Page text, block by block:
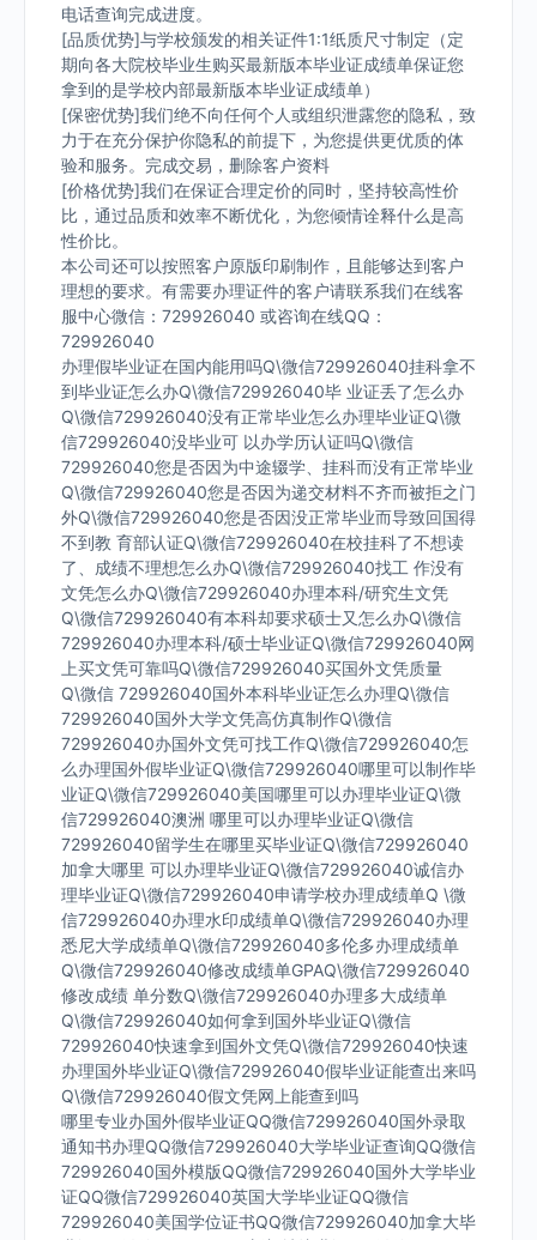
电话查询完成进度。
[品质优势]与学校颁发的相关证件1:1纸质尺寸制定（定
期向各大院校毕业生购买最新版本毕业证成绩单保证您
拿到的是学校内部最新版本毕业证成绩单）
[保密优势]我们绝不向任何个人或组织泄露您的隐私，致
力于在充分保护你隐私的前提下，为您提供更优质的体
验和服务。完成交易，删除客户资料
[价格优势]我们在保证合理定价的同时，坚持较高性价
比，通过品质和效率不断优化，为您倾情诠释什么是高
性价比。
本公司还可以按照客户原版印刷制作，且能够达到客户
理想的要求。有需要办理证件的客户请联系我们在线客
服中心微信：729926040 或咨询在线QQ：
729926040
办理假毕业证在国内能用吗Q\微信729926040挂科拿不
到毕业证怎么办Q\微信729926040毕 业证丢了怎么办
Q\微信729926040没有正常毕业怎么办理毕业证Q\微
信729926040没毕业可 以办学历认证吗Q\微信
729926040您是否因为中途辍学、挂科而没有正常毕业
Q\微信729926040您是否因为递交材料不齐而被拒之门
外Q\微信729926040您是否因没正常毕业而导致回国得
不到教 育部认证Q\微信729926040在校挂科了不想读
了、成绩不理想怎么办Q\微信729926040找工 作没有
文凭怎么办Q\微信729926040办理本科/研究生文凭
Q\微信729926040有本科却要求硕士又怎么办Q\微信
729926040办理本科/硕士毕业证Q\微信729926040网
上买文凭可靠吗Q\微信729926040买国外文凭质量
Q\微信 729926040国外本科毕业证怎么办理Q\微信
729926040国外大学文凭高仿真制作Q\微信
729926040办国外文凭可找工作Q\微信729926040怎
么办理国外假毕业证Q\微信729926040哪里可以制作毕
业证Q\微信729926040美国哪里可以办理毕业证Q\微
信729926040澳洲 哪里可以办理毕业证Q\微信
729926040留学生在哪里买毕业证Q\微信729926040
加拿大哪里 可以办理毕业证Q\微信729926040诚信办
理毕业证Q\微信729926040申请学校办理成绩单Q \微
信729926040办理水印成绩单Q\微信729926040办理
悉尼大学成绩单Q\微信729926040多伦多办理成绩单
Q\微信729926040修改成绩单GPAQ\微信729926040
修改成绩 单分数Q\微信729926040办理多大成绩单
Q\微信729926040如何拿到国外毕业证Q\微信
729926040快速拿到国外文凭Q\微信729926040快速
办理国外毕业证Q\微信729926040假毕业证能查出来吗
Q\微信729926040假文凭网上能查到吗
哪里专业办国外假毕业证QQ微信729926040国外录取
通知书办理QQ微信729926040大学毕业证查询QQ微信
729926040国外模版QQ微信729926040国外大学毕业
证QQ微信729926040英国大学毕业证QQ微信
729926040美国学位证书QQ微信729926040加拿大毕